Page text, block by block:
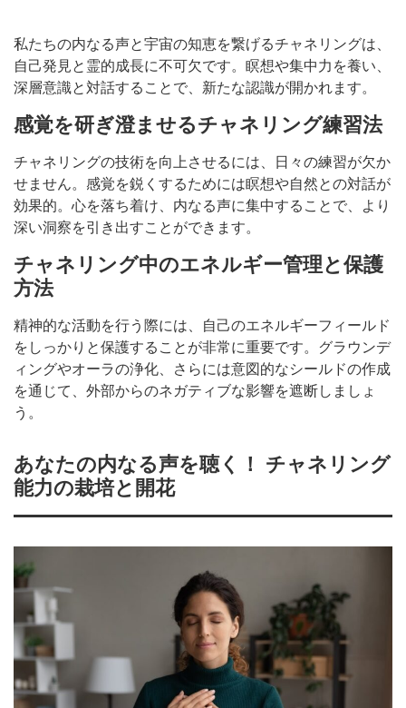
私たちの内なる声と宇宙の知恵を繋げるチャネリングは、
自己発見と霊的成長に不可欠です。瞑想や集中力を養い、
深層意識と対話することで、新たな認識が開かれます。
感覚を研ぎ澄ませるチャネリング練習法
チャネリングの技術を向上させるには、日々の練習が欠か
せません。感覚を鋭くするためには瞑想や自然との対話が
効果的。心を落ち着け、内なる声に集中することで、より
深い洞察を引き出すことができます。
チャネリング中のエネルギー管理と保護
方法
精神的な活動を行う際には、自己のエネルギーフィールド
をしっかりと保護することが非常に重要です。グラウンデ
ィングやオーラの浄化、さらには意図的なシールドの作成
を通じて、外部からのネガティブな影響を遮断しましょ
う。
あなたの内なる声を聴く！ チャネリング
能力の栽培と開花